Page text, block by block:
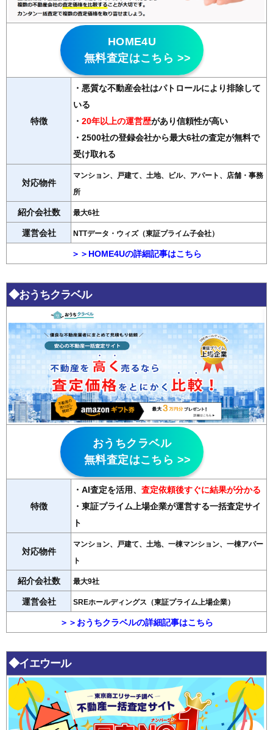
HOME4U
無料査定はこちら >>
特徴
・悪質な不動産会社はパトロールにより排除して
いる
・ 20年以上の運営歴があり信頼性が高い
・2500社の登録会社から最大6社の査定が無料で
受け取れる
対応物件
マンション、戸建て、土地、ビル、アパート、店舗・事務
所
紹介会社数 最大6社
運営会社 NTTデータ・ウィズ（東証プライム子会社）
＞＞HOME4Uの詳細記事はこちら
◆おうちクラベル
おうちクラベル
無料査定はこちら >>
特徴
・AI査定を活用、 査定依頼後すぐに結果が分かる
・東証プライム上場企業が運営する一括査定サイ
ト
対応物件
マンション、戸建て、土地、一棟マンション、一棟アパー
ト
紹介会社数 最大9社
運営会社 SREホールディングス（東証プライム上場企業）
＞＞おうちクラベルの詳細記事はこちら
◆イエウール